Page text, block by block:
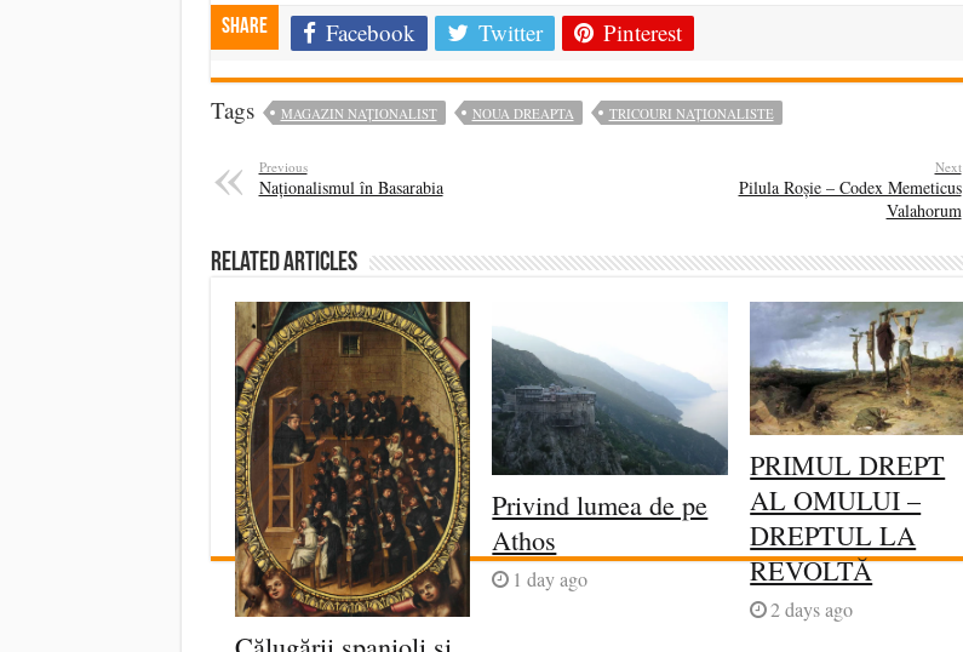
Share Facebook Twitter Pinterest
Tags MAGAZIN NAȚIONALIST NOUA DREAPTA TRICOURI NAȚIONALISTE
Previous
Naționalismul în Basarabia
Next
Pilula Roșie – Codex Memeticus
Valahorum
Related Articles
Privind lumea de pe
Athos
1 day ago
PRIMUL DREPT
AL OMULUI –
DREPTUL LA
REVOLTĂ
2 days ago